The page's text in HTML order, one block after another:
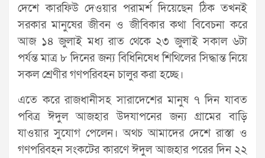
দেশে কারফিউ দেওয়ার পরামর্শ দিয়েছেন ঠিক তখনই
সরকার মানুষের জীবন ও জীবিকার কথা বিবেচনা করে
আজ ১৪ জুলাই মধ্য রাত থেকে ২৩ জুলাই সকাল ৬টা
পর্যন্ত মাত্র ৮ দিনের জন্য বিধিনিষেধ শিথিলের সিদ্ধান্ত নিয়ে
সকল শ্রেণীর গণপরিবহন চালুর করা হচ্ছে।
এতে করে রাজধানীসহ সারাদেশের মানুষ ৭ দিন যাবত
পবিত্র ঈদুল আজহার উদযাপনের জন্য গ্রামের বাড়ি
যাওয়ার সুযোগ পেলেন। অথচ আমাদের দেশে রাস্তা ও
গণপরিবহন সংকটের কারণে ঈদুল আজহার পরের দিন ২২